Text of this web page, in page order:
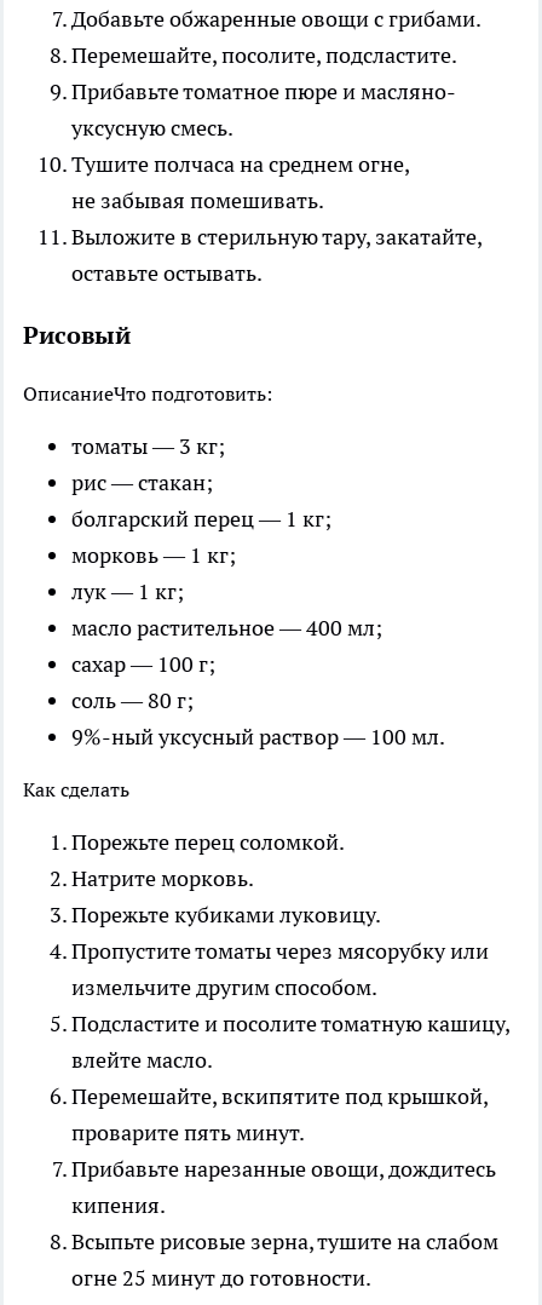
Добавьте обжаренные овощи с грибами.
Перемешайте, посолите, подсластите.
Прибавьте томатное пюре и масляно-
уксусную смесь.
Тушите полчаса на среднем огне,
не забывая помешивать.
Выложите в стерильную тару, закатайте,
оставьте остывать.
Рисовый
ОписаниеЧто подготовить:
томаты — 3 кг;
рис — стакан;
болгарский перец — 1 кг;
морковь — 1 кг;
лук — 1 кг;
масло растительное — 400 мл;
сахар — 100 г;
соль — 80 г;
9%-ный уксусный раствор — 100 мл.
Как сделать
Порежьте перец соломкой.
Натрите морковь.
Порежьте кубиками луковицу.
Пропустите томаты через мясорубку или
измельчите другим способом.
Подсластите и посолите томатную кашицу,
влейте масло.
Перемешайте, вскипятите под крышкой,
проварите пять минут.
Прибавьте нарезанные овощи, дождитесь
кипения.
Всыпьте рисовые зерна, тушите на слабом
огне 25 минут до готовности.